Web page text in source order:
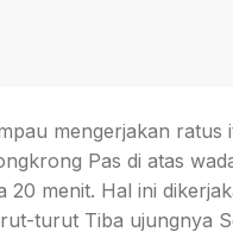
mengerjakan ratus
Pas di atas
20 menit. Hal ini
turut Tiba ujungnya